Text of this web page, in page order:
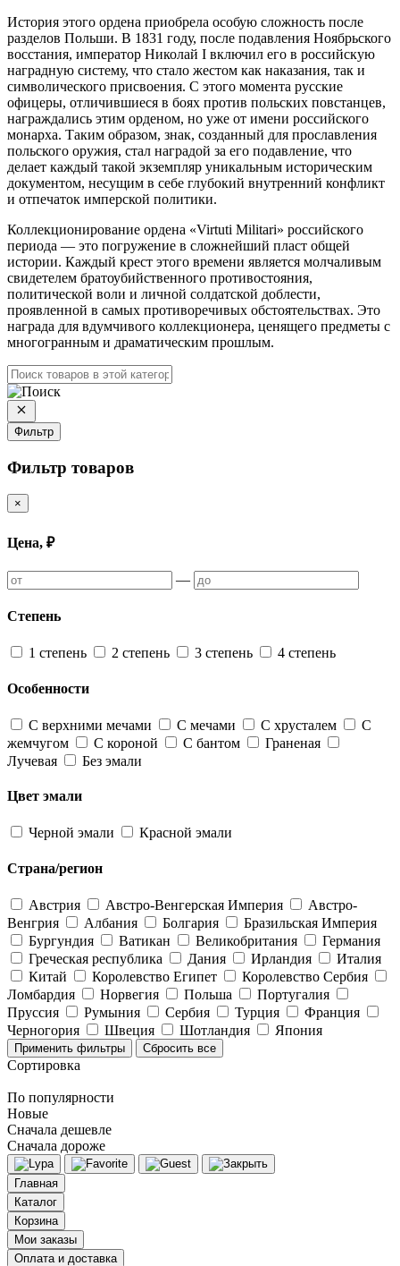
История этого ордена приобрела особую сложность после
разделов Польши. В 1831 году, после подавления Ноябрьского
восстания, император Николай I включил его в российскую
наградную систему, что стало жестом как наказания, так и
символического присвоения. С этого момента русские
офицеры, отличившиеся в боях против польских повстанцев,
награждались этим орденом, но уже от имени российского
монарха. Таким образом, знак, созданный для прославления
польского оружия, стал наградой за его подавление, что
делает каждый такой экземпляр уникальным историческим
документом, несущим в себе глубокий внутренний конфликт
и отпечаток имперской политики.
Коллекционирование ордена «Virtuti Militari» российского
периода — это погружение в сложнейший пласт общей
истории. Каждый крест этого времени является молчаливым
свидетелем братоубийственного противостояния,
политической воли и личной солдатской доблести,
проявленной в самых противоречивых обстоятельствах. Это
награда для вдумчивого коллекционера, ценящего предметы с
многогранным и драматическим прошлым.
Фильтр
Фильтр товаров
×
Цена, ₽
—
Степень
1 степень 2 степень 3 степень 4 степень
Особенности
С верхними мечами С мечами С хрусталем
С
жемчугом
С короной С бантом
Граненая
Лучевая
Без эмали
Цвет эмали
Черной эмали Красной эмали
Страна/регион
Австрия Австро-Венгерская Империя
Австро-
Венгрия
Албания Болгария
Бразильская Империя
Бургундия
Ватикан Великобритания
Германия
Греческая республика
Дания Ирландия
Италия
Китай
Королевство Египет
Королевство Сербия
Ломбардия
Норвегия Польша
Португалия
Пруссия
Румыния Сербия Турция
Франция
Черногория
Швеция Шотландия Япония
Применить фильтры Сбросить все
Сортировка
По популярности
Новые
Сначала дешевле
Сначала дороже
Главная
Каталог
Корзина
Мои заказы
Оплата и доставка